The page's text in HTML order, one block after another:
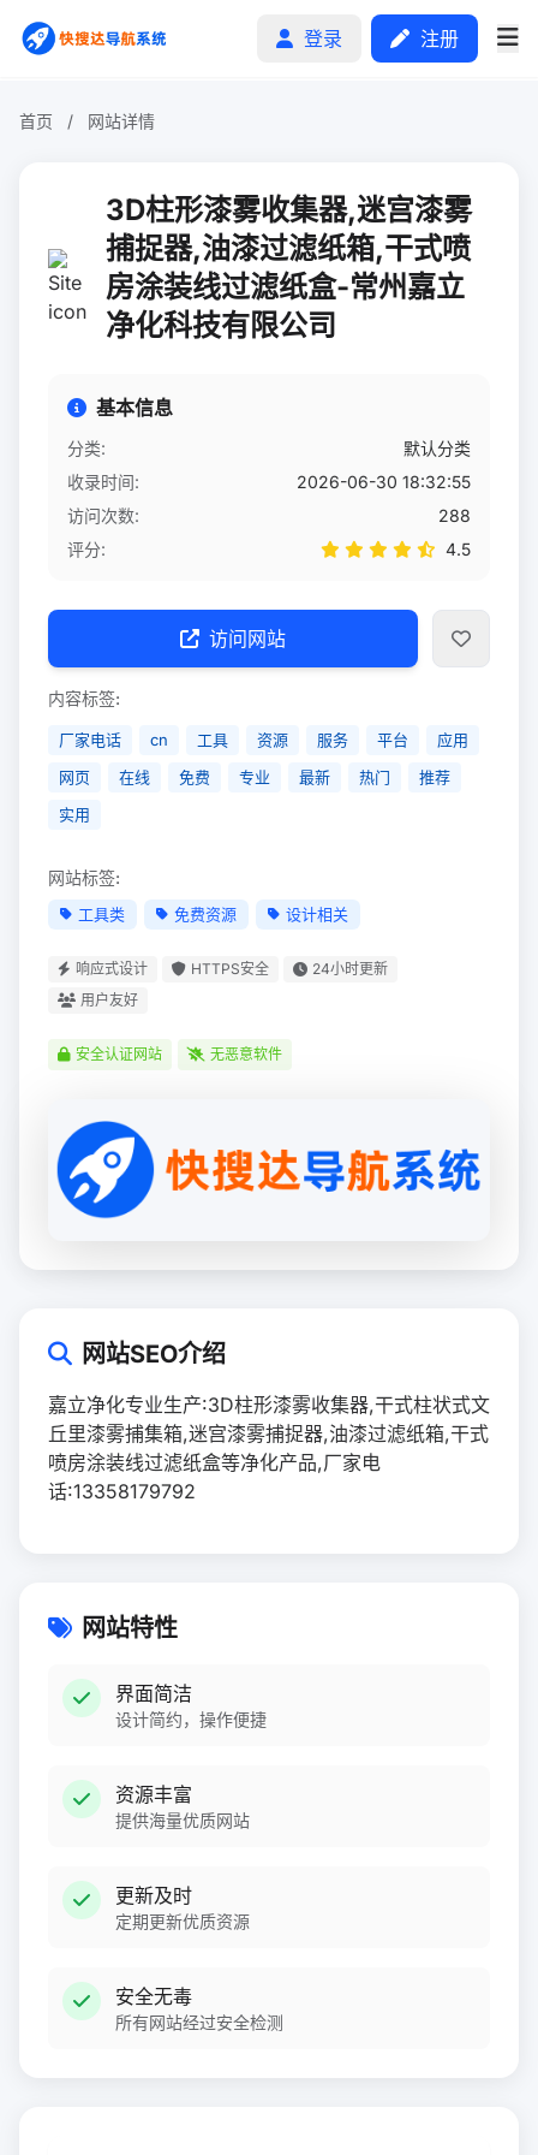
登录 注册
分类排行
申请收录
自助广告
首页 / 网站详情
3D柱形漆雾收集器,迷宫漆雾
捕捉器,油漆过滤纸箱,干式喷
房涂装线过滤纸盒-常州嘉立
净化科技有限公司
基本信息
分类:
默认分类
收录时间:
2026-06-30 18:32:55
访问次数:
288
评分:
4.5
访问网站
内容标签:
厂家电话 cn 工具 资源 服务 平台
应用
网页
在线 免费 专业 最新 热门
推荐
实用
网站标签:
工具类 免费资源 设计相关
响应式设计 HTTPS安全
24小时更新
用户友好
安全认证网站 无恶意软件
网站SEO介绍
嘉立净化专业生产:3D柱形漆雾收集器,干式柱状式文
丘里漆雾捕集箱,迷宫漆雾捕捉器,油漆过滤纸箱,干式
喷房涂装线过滤纸盒等净化产品,厂家电
话:13358179792
网站特性
界面简洁
设计简约，操作便捷
资源丰富
提供海量优质网站
更新及时
定期更新优质资源
安全无毒
所有网站经过安全检测